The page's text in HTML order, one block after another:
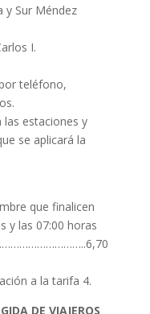
y Sur Méndez
I.
teléfono,
las estaciones y
se aplicará la
que finalicen
y las 07:00 horas
a la tarifa 4.
DE VIAJEROS